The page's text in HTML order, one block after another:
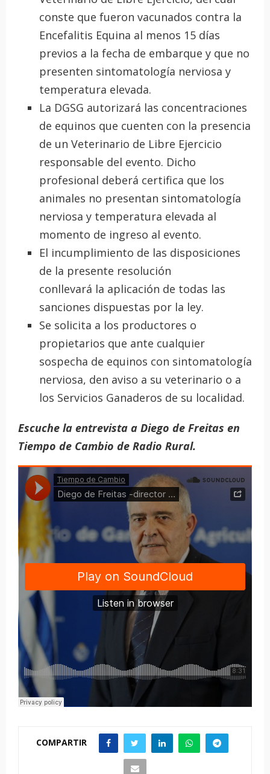
conste que fueron vacunados contra la
Encefalitis Equina al menos 15 días
previos a la fecha de embarque y que no
presenten sintomatología nerviosa y
temperatura elevada.
La DGSG autorizará las concentraciones
de equinos que cuenten con la presencia
de un Veterinario de Libre Ejercicio
responsable del evento. Dicho
profesional deberá certifica que los
animales no presentan sintomatología
nerviosa y temperatura elevada al
momento de ingreso al evento.
El incumplimiento de las disposiciones
de la presente resolución
conllevará la aplicación de todas las
sanciones dispuestas por la ley.
Se solicita a los productores o
propietarios que ante cualquier
sospecha de equinos con sintomatología
nerviosa, den aviso a su veterinario o a
los Servicios Ganaderos de su localidad.
Escuche la entrevista a Diego de Freitas en
Tiempo de Cambio de Radio Rural.
COMPARTIR